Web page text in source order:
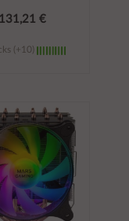
131,21 €
(+10)
carrito